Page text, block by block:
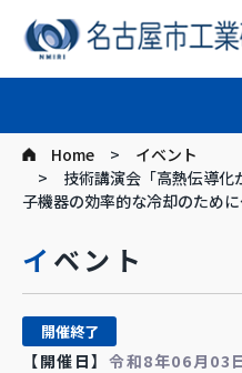
Home
イベント
技術講演会「高熱伝導
子機器の効率的な冷却のために
イベント
開催終了
【開催日】 令和8年06月03